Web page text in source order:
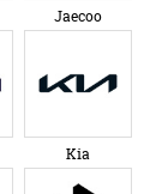
Jaecoo
Kia